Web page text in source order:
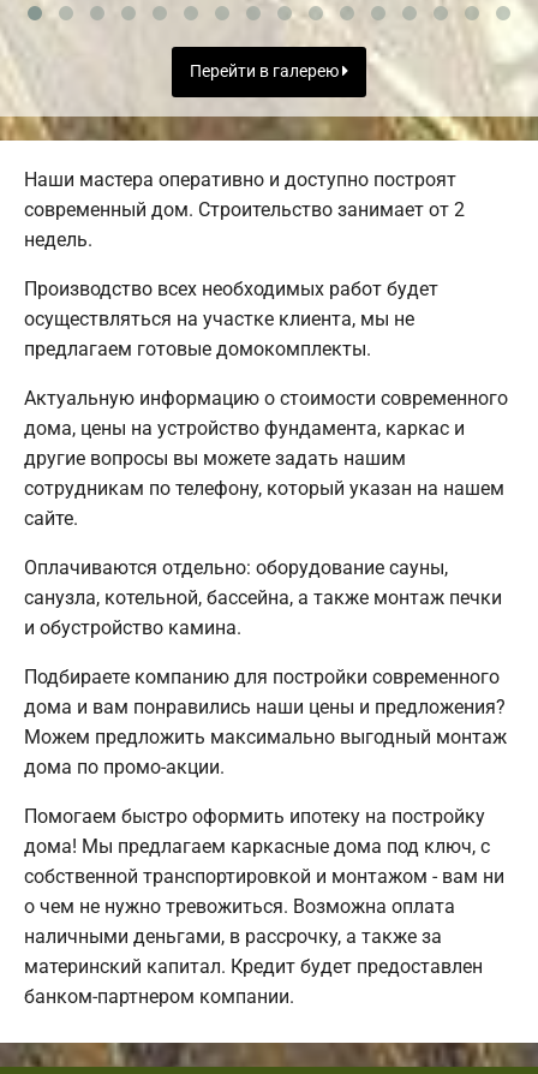
Перейти в галерею
Наши мастера оперативно и доступно построят
современный дом. Строительство занимает от 2
недель.
Производство всех необходимых работ будет
осуществляться на участке клиента, мы не
предлагаем готовые домокомплекты.
Актуальную информацию о стоимости современного
дома, цены на устройство фундамента, каркас и
другие вопросы вы можете задать нашим
сотрудникам по телефону, который указан на нашем
сайте.
Оплачиваются отдельно: оборудование сауны,
санузла, котельной, бассейна, а также монтаж печки
и обустройство камина.
Подбираете компанию для постройки современного
дома и вам понравились наши цены и предложения?
Можем предложить максимально выгодный монтаж
дома по промо-акции.
Помогаем быстро оформить ипотеку на постройку
дома! Мы предлагаем каркасные дома под ключ, с
собственной транспортировкой и монтажом - вам ни
о чем не нужно тревожиться. Возможна оплата
наличными деньгами, в рассрочку, а также за
материнский капитал. Кредит будет предоставлен
банком-партнером компании.